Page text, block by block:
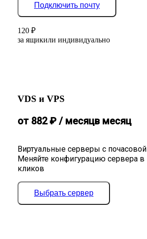
Подключить почту
120 ₽
за ящикили индивидуально
VDS и VPS
Виртуальные серверы с почасовой
Меняйте конфигурацию сервера в
кликов
от 882₽ / месяцв месяц
Выбрать сервер